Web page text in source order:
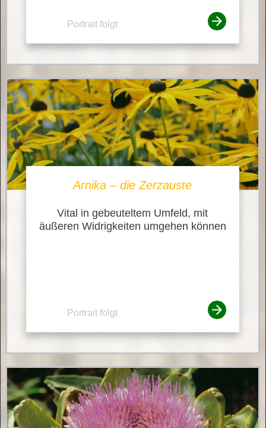
Portrait folgt
Arnika – die Zerzauste
Vital in gebeuteltem Umfeld, mit
äußeren Widrigkeiten umgehen können
Portrait folgt